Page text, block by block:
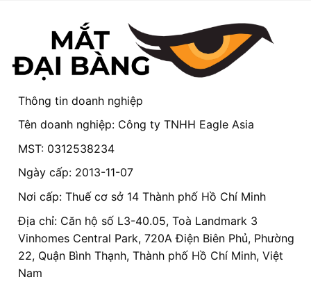
Thông tin doanh nghiệp
Tên doanh nghiệp: Công ty TNHH Eagle Asia
MST: 0312538234
Ngày cấp: 2013-11-07
Nơi cấp: Thuế cơ sở 14 Thành phố Hồ Chí Minh
Địa chỉ: Căn hộ số L3-40.05, Toà Landmark 3
Vinhomes Central Park, 720A Điện Biên Phủ, Phường
22, Quận Bình Thạnh, Thành phố Hồ Chí Minh, Việt
Nam